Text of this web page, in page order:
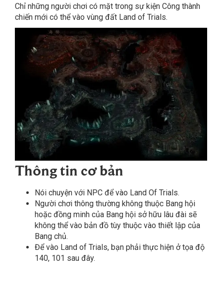
Chỉ những người chơi có mặt trong sự kiện Công thành
chiến mới có thể vào vùng đất Land of Trials.
Thông tin cơ bản
Nói chuyện với NPC để vào Land Of Trials.
Người chơi thông thường không thuộc Bang hội
hoặc đồng minh của Bang hội sở hữu lâu đài sẽ
không thể vào bản đồ tùy thuộc vào thiết lập của
Bang chủ.
Để vào Land of Trials, bạn phải thực hiện ở tọa độ
140, 101 sau đây.